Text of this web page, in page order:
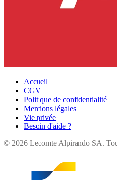
Accueil
CGV
Politique de confidentialité
Mentions légales
Vie privée
Besoin d'aide ?
© 2026 Lecomte Alpirando SA.